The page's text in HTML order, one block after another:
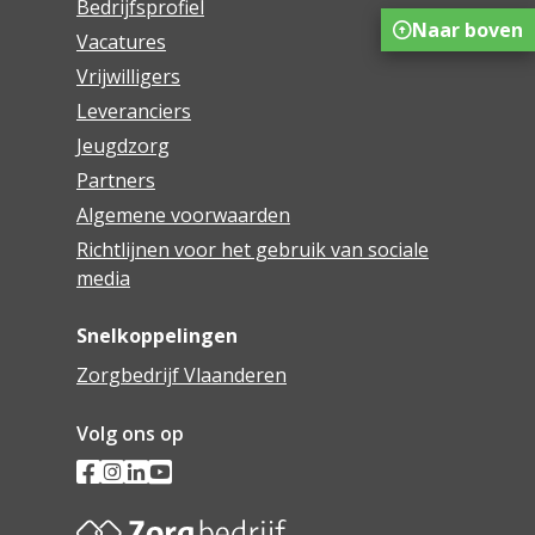
Bedrijfsprofiel
Vacatures
Vrijwilligers
Leveranciers
Jeugdzorg
Partners
Algemene voorwaarden
Richtlijnen voor het gebruik van sociale
media
Snelkoppelingen
Zorgbedrijf Vlaanderen
Volg ons op
Naar boven